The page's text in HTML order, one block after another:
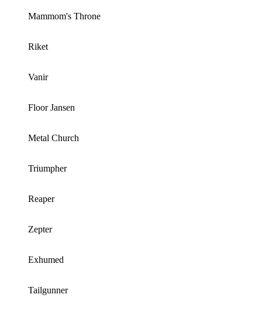
Mammom's Throne
Riket
Vanir
Floor Jansen
Metal Church
Triumpher
Reaper
Zepter
Exhumed
Tailgunner